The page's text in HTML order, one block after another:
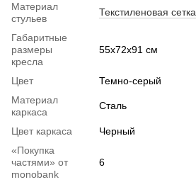
Материал
стульев
Текстиленовая сетка
Габаритные
размеры
кресла
55х72х91 см
Цвет
Темно-серый
Материал
каркаса
Сталь
Цвет каркаса
Черный
«Покупка
частями» от
monobank
6